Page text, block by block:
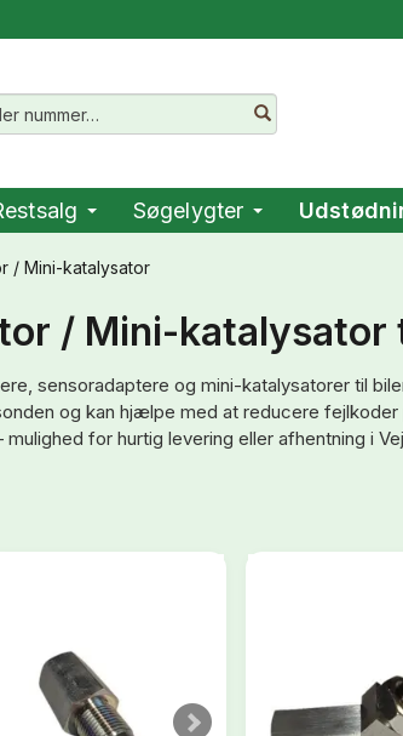
Søgelygter
/ Mini-katalysator
/ Mini-katalysator
sensoradaptere og mini-katalysatorer til
og kan hjælpe med at reducere
mulighed for hurtig levering eller afhentning i